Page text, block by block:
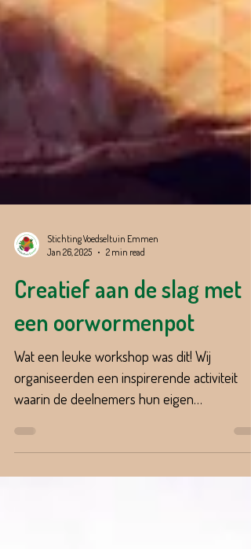
Stichting Voedseltuin Emmen
Jan 26, 2025
2 min read
Creatief aan de slag met
een oorwormenpot
Wat een leuke workshop was dit! Wij
waarin de deelnemers hun eigen